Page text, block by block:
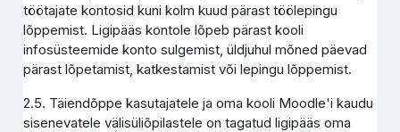
töötajate kontosid kuni kolm kuud pärast töölepingu
lõppemist. Ligipääs kontole lõpeb pärast kooli
infosüsteemide konto sulgemist, üldjuhul mõned päevad
pärast lõpetamist, katkestamist või lepingu lõppemist.
2.5. Täiendõppe kasutajatele ja oma kooli Moodle'i kaudu
sisenevatele välisüliõpilastele on tagatud ligipääs oma